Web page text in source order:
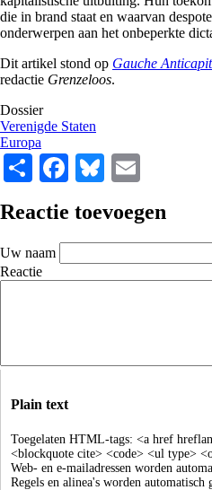
die in brand staat en waarvan
onderwerpen aan het onbeperkte
Dit artikel stond op Gauche
redactie Grenzeloos.
Dossier
Verenigde Staten
Europa
ShareFacebook
Bluesky
Reactie toevoegen
Uw naam
Reactie
Plain text
Toegelaten HTML-tags: <a href
<blockquote cite> <code> <ul type>
Web- en e-mailadressen worden
Regels en alinea's worden automatisch